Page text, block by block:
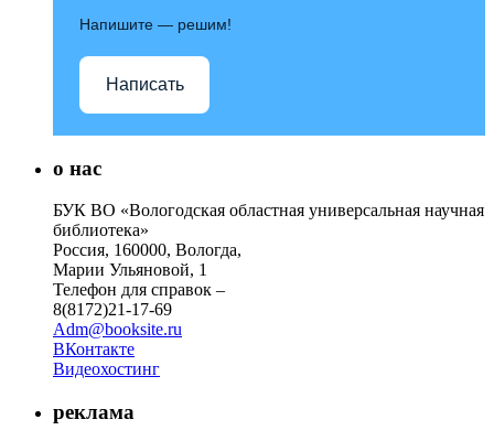
Напишите — решим!
Написать
о нас
БУК ВО «Вологодская областная универсальная научная
библиотека»
Россия, 160000, Вологда,
Марии Ульяновой, 1
Телефон для справок –
8(8172)21-17-69
Adm@booksite.ru
ВКонтакте
Видеохостинг
реклама